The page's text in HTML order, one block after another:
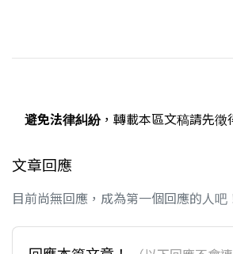
避免法律糾紛，轉載本區文稿請先徵
文章回應
目前尚無回應，成為第一個回應的人吧